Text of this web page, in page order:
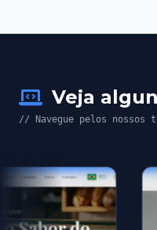
Veja
// Navegue pelos nossos